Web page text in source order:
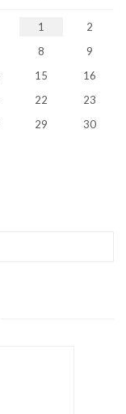
1
2
8
9
15
16
22
23
29
30